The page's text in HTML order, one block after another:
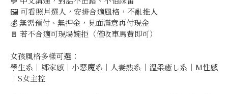
🖼 可看照片選人，安排合適風格，不亂推人
💰 無需預付、無押金，見面滿意再付現金
🚪 若不合適可現場婉拒（僅收車馬費即可）
女孩風格多樣可選：
學生系｜鄰家感｜小惡魔系｜人妻熟系｜溫柔癒し系｜M性感
｜S女主控